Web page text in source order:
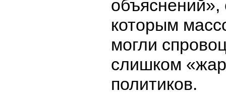
объяснений»,
которым
могли
слишком
политиков.